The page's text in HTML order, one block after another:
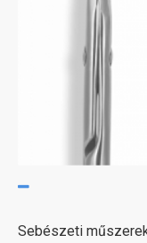
Sebészeti